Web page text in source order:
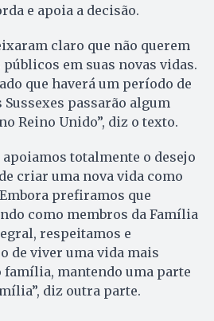
e apoia a decisão.
claro que não querem
em suas novas vidas.
que haverá um período de
passarão algum
Reino Unido”, diz o texto.
totalmente o desejo
criar uma nova vida como
prefiramos que
como membros da Família
respeitamos e
de viver uma vida mais
família, mantendo uma parte
diz outra parte.